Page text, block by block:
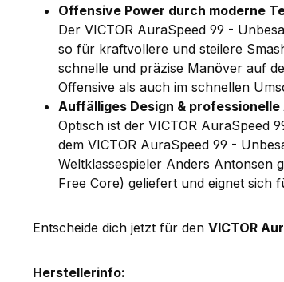
Offensive Power durch moderne
Der VICTOR AuraSpeed 99 -
so für kraftvollere und steilere
schnelle und präzise Manöver auf
Offensive als auch im schnellen
Auffälliges Design &
Optisch ist der VICTOR AuraSpeed
dem VICTOR AuraSpeed 99 -
Weltklassespieler Anders Antonsen
Free Core) geliefert und eignet sich
Entscheide dich jetzt für den VICTOR
Herstellerinfo: